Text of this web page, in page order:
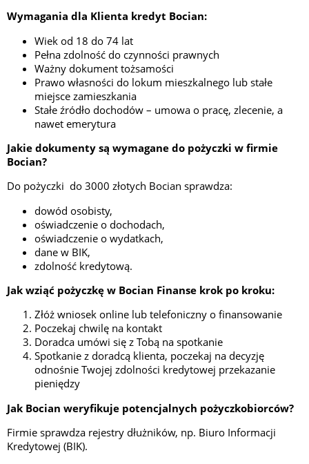
Wymagania dla Klienta kredyt Bocian:
Wiek od 18 do 74 lat
Pełna zdolność do czynności prawnych
Ważny dokument tożsamości
Prawo własności do lokum mieszkalnego lub stałe
miejsce zamieszkania
Stałe źródło dochodów – umowa o pracę, zlecenie, a
nawet emerytura
Jakie dokumenty są wymagane do pożyczki w firmie
Bocian?
Do pożyczki do 3000 złotych Bocian sprawdza:
dowód osobisty,
oświadczenie o dochodach,
oświadczenie o wydatkach,
dane w BIK,
zdolność kredytową.
Jak wziąć pożyczkę w Bocian Finanse krok po kroku:
Złóż wniosek online lub telefoniczny o finansowanie
Poczekaj chwilę na kontakt
Doradca umówi się z Tobą na spotkanie
Spotkanie z doradcą klienta, poczekaj na decyzję
odnośnie Twojej zdolności kredytowej przekazanie
pieniędzy
Jak Bocian weryfikuje potencjalnych pożyczkobiorców?
Firmie sprawdza rejestry dłużników, np. Biuro Informacji
Kredytowej (BIK).